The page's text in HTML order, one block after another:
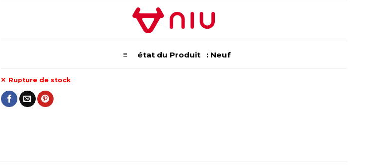
≡ état du Produit : Neuf
Rupture de stock